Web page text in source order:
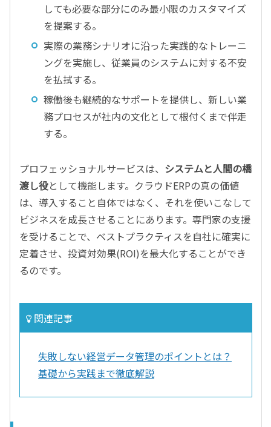
しても必要な部分にのみ最小限のカスタマイズ
を提案する。
実際の業務シナリオに沿った実践的なトレーニ
ングを実施し、従業員のシステムに対する不安
を払拭する。
稼働後も継続的なサポートを提供し、新しい業
務プロセスが社内の文化として根付くまで伴走
する。
プロフェッショナルサービスは、 システムと人間の橋
渡し役として機能します。クラウドERPの真の価値
は、導入すること自体ではなく、それを使いこなして
ビジネスを成長させることにあります。専門家の支援
を受けることで、ベストプラクティスを自社に確実に
定着させ、投資対効果(ROI)を最大化することができ
るのです。
関連記事
失敗しない経営データ管理のポイントとは？
基礎から実践まで徹底解説